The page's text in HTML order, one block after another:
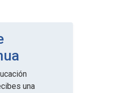
una